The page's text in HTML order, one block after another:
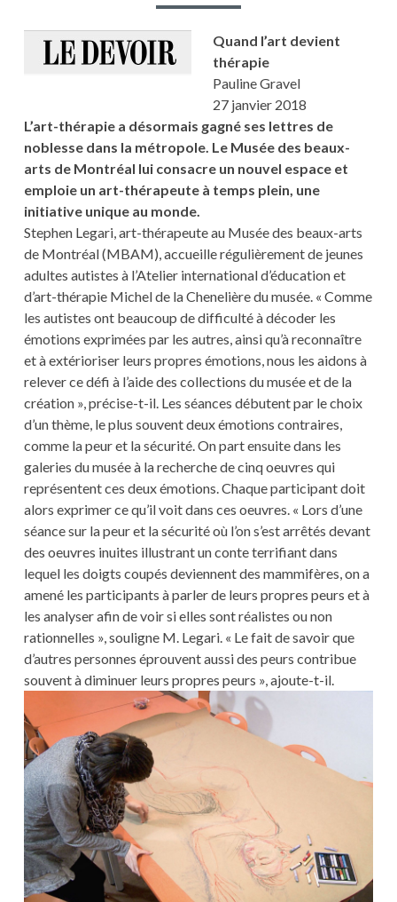
Quand l’art devient
thérapie
Pauline Gravel
27 janvier 2018
L’art-thérapie a désormais gagné ses lettres de
noblesse dans la métropole. Le Musée des beaux-
arts de Montréal lui consacre un nouvel espace et
emploie un art-thérapeute à temps plein, une
initiative unique au monde.
Stephen Legari, art-thérapeute au Musée des beaux-arts
de Montréal (MBAM), accueille régulièrement de jeunes
adultes autistes à l’Atelier international d’éducation et
d’art-thérapie Michel de la Chenelière du musée. « Comme
les autistes ont beaucoup de difficulté à décoder les
émotions exprimées par les autres, ainsi qu’à reconnaître
et à extérioriser leurs propres émotions, nous les aidons à
relever ce défi à l’aide des collections du musée et de la
création », précise-t-il. Les séances débutent par le choix
d’un thème, le plus souvent deux émotions contraires,
comme la peur et la sécurité. On part ensuite dans les
galeries du musée à la recherche de cinq oeuvres qui
représentent ces deux émotions. Chaque participant doit
alors exprimer ce qu’il voit dans ces oeuvres. « Lors d’une
séance sur la peur et la sécurité où l’on s’est arrêtés devant
des oeuvres inuites illustrant un conte terrifiant dans
lequel les doigts coupés deviennent des mammifères, on a
amené les participants à parler de leurs propres peurs et à
les analyser afin de voir si elles sont réalistes ou non
rationnelles », souligne M. Legari. « Le fait de savoir que
d’autres personnes éprouvent aussi des peurs contribue
souvent à diminuer leurs propres peurs », ajoute-t-il.